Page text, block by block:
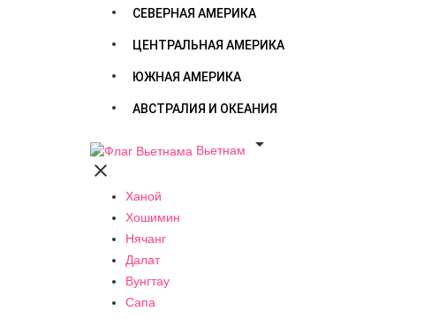
СЕВЕРНАЯ АМЕРИКА
ЦЕНТРАЛЬНАЯ АМЕРИКА
ЮЖНАЯ АМЕРИКА
АВСТРАЛИЯ И ОКЕАНИЯ
Вьетнам


Ханой
Хошимин
Нячанг
Далат
Вунгтау
Сапа